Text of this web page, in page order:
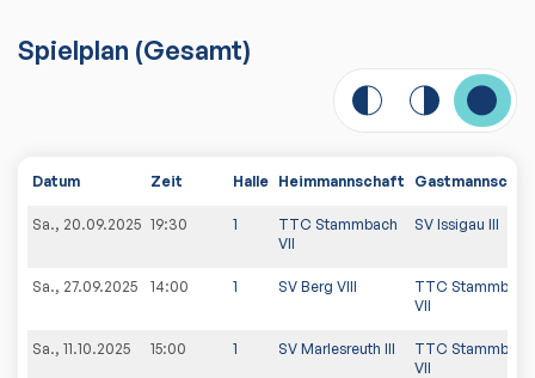
Spielplan (Gesamt)
Datum Zeit Halle Heimmannschaft
Sa., 20.09.2025 19:30 1
TTC Stammbach
VII
SV Issigau III
Sa., 27.09.2025 14:00 1 SV Berg VIII
TTC Stammbach
VII
Sa., 11.10.2025 15:00 1 SV Marlesreuth III
TTC Stammbach
VII